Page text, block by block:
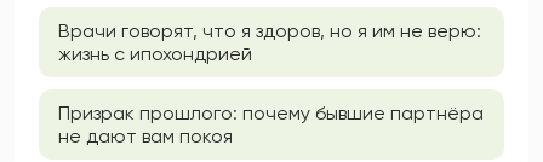
Врачи говорят, что я здоров, но я им не верю:
жизнь с ипохондрией
Призрак прошлого: почему бывшие партнёра
не дают вам покоя